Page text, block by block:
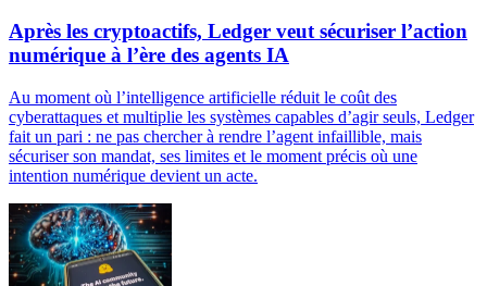
Après les cryptoactifs, Ledger veut sécuriser l’action
numérique à l’ère des agents IA
Au moment où l’intelligence artificielle réduit le coût des
cyberattaques et multiplie les systèmes capables d’agir seuls, Ledger
fait un pari : ne pas chercher à rendre l’agent infaillible, mais
sécuriser son mandat, ses limites et le moment précis où une
intention numérique devient un acte.